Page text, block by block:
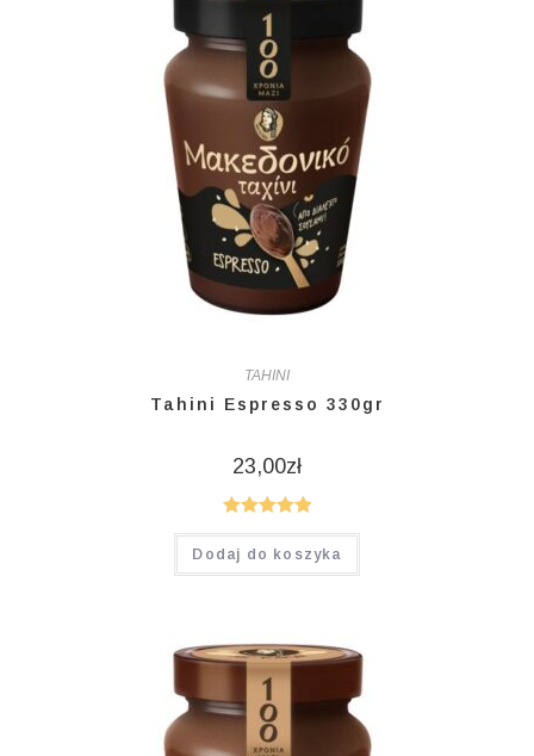
TAHINI
Tahini Espresso 330gr
23,00zł
Oceniono
5.00na 5
Dodaj do koszyka